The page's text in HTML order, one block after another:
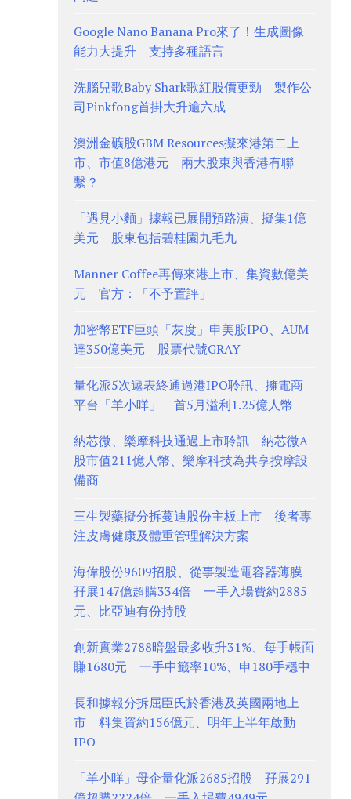
Google Nano Banana Pro來了！生成圖像
能力大提升 支持多種語言
洗腦兒歌Baby Shark歌紅股價更勁 製作公
司Pinkfong首掛大升逾六成
澳洲金礦股GBM Resources擬來港第二上
市、市值8億港元 兩大股東與香港有聯
繫？
「遇見小麵」據報已展開預路演、擬集1億
美元 股東包括碧桂園九毛九
Manner Coffee再傳來港上市、集資數億美
元 官方：「不予置評」
加密幣ETF巨頭「灰度」申美股IPO、AUM
達350億美元 股票代號GRAY
量化派5次遞表終通過港IPO聆訊、擁電商
平台「羊小咩」 首5月溢利1.25億人幣
納芯微、樂摩科技通過上市聆訊 納芯微A
股市值211億人幣、樂摩科技為共享按摩設
備商
三生製藥擬分拆蔓迪股份主板上市 後者專
注皮膚健康及體重管理解決方案
海偉股份9609招股、從事製造電容器薄膜
孖展147億超購334倍 一手入場費約2885
元、比亞迪有份持股
創新實業2788暗盤最多收升31%、每手帳面
賺1680元 一手中籤率10%、申180手穩中
長和據報分拆屈臣氏於香港及英國兩地上
市 料集資約156億元、明年上半年啟動
IPO
「羊小咩」母企量化派2685招股 孖展291